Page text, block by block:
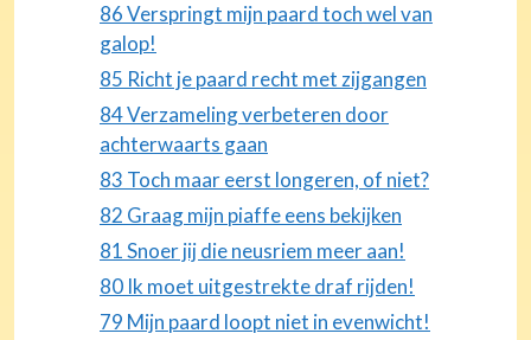
86 Verspringt mijn paard toch wel van
galop!
85 Richt je paard recht met zijgangen
84 Verzameling verbeteren door
achterwaarts gaan
83 Toch maar eerst longeren, of niet?
82 Graag mijn piaffe eens bekijken
81 Snoer jij die neusriem meer aan!
80 Ik moet uitgestrekte draf rijden!
79 Mijn paard loopt niet in evenwicht!